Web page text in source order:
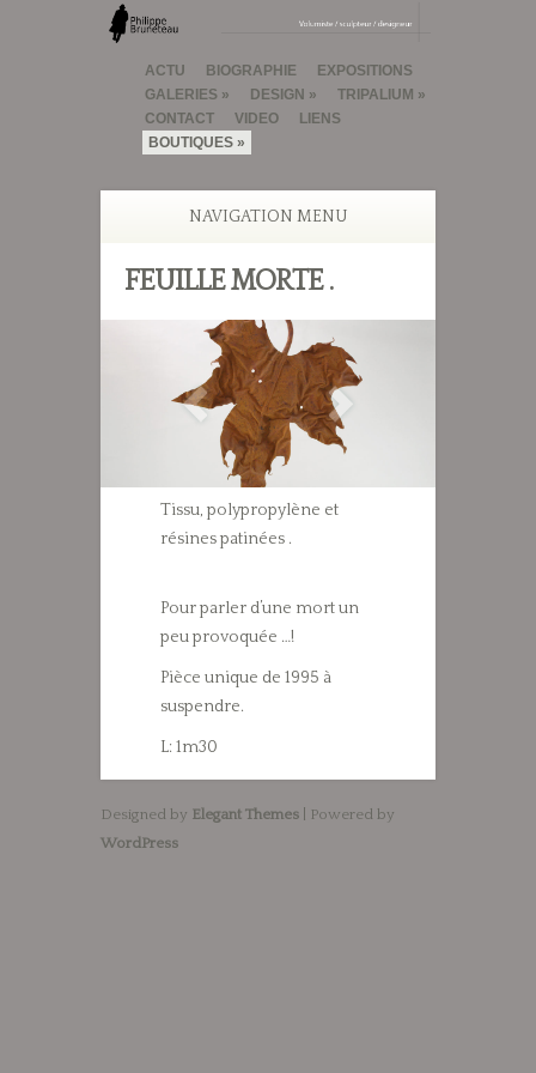
ACTU BIOGRAPHIE
EXPOSITIONS
GALERIES
DESIGN
TRIPALIUM
CONTACT
VIDEO
LIENS
BOUTIQUES
NAVIGATION MENU
FEUILLE MORTE .
Tissu, polypropylène et
résines patinées .
Pour parler d’une mort un
peu provoquée …!
Pièce unique de 1995 à
suspendre.
L: 1m30
Designed by Elegant Themes | Powered by
WordPress